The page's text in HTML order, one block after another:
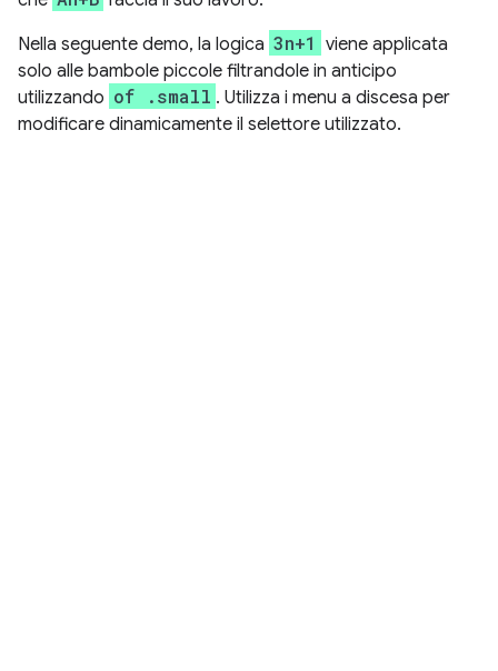
Nella seguente demo, la logica 3n+1 viene applicata
solo alle bambole piccole filtrandole in anticipo
utilizzando of .small . Utilizza i menu a discesa per
modificare dinamicamente il selettore utilizzato.